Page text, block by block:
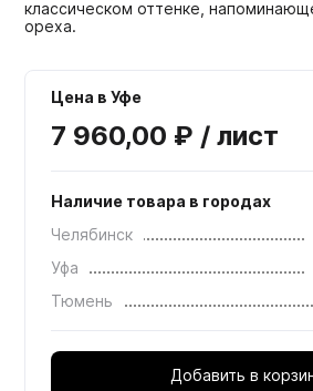
классическом оттенке,
ореха.
Цена в Уфе
7 960,00 ₽ / лист
Наличие товара в городах
Челябинск
Уфа
Тюмень
Добавить в